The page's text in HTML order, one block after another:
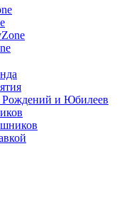
Рождений и Юбилеев